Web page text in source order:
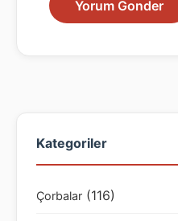
Kategoriler
Çorbalar (116)